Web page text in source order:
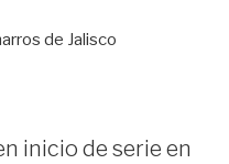
de Jalisco
inicio de serie en